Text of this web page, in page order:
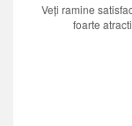
Veți ramine
foarte